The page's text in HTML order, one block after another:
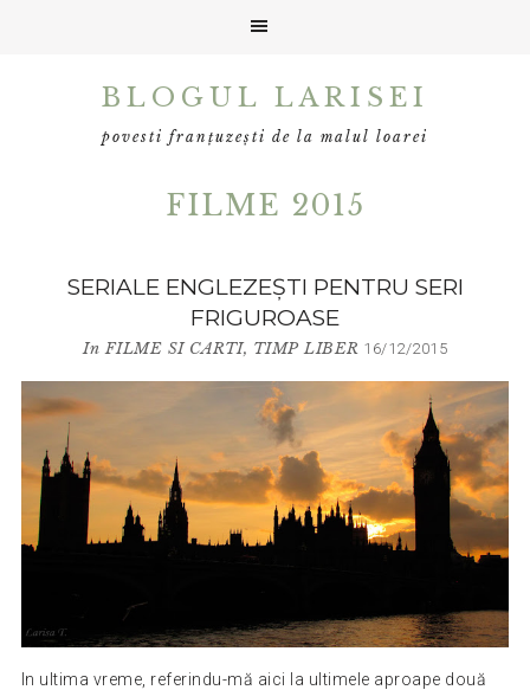
BLOGUL LARISEI
povesti franțuzești de la malul loarei
FILME 2015
SERIALE ENGLEZEŞTI PENTRU SERI
FRIGUROASE
InFILME SI CARTI, TIMP LIBER 16/12/2015
In ultima vreme, referindu-mă aici la ultimele aproape două